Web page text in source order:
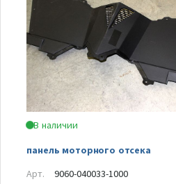
В наличии
панель моторного отсека
Арт.
9060-040033-1000